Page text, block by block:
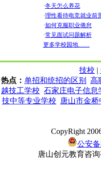
·冬天怎么养花
·理性看待电竞就业前
·如何克服职业倦怠
·常见面试问题解析
更多学校园地……
技校 |
热点： 单招和统招的区别 高
越技工学校 石家庄电子信息
技中等专业学校
唐山市金
CopyRight
公安备
唐山创元教育咨